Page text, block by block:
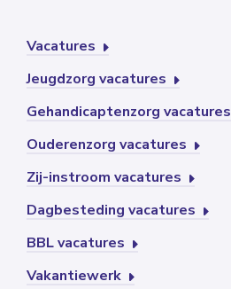
Vacatures
Jeugdzorg vacatures
Gehandicaptenzorg vacatures
Ouderenzorg vacatures
Zij-instroom vacatures
Dagbesteding vacatures
BBL vacatures
Vakantiewerk